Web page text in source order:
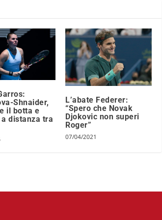
Shnaider,
il botta e
distanza tra
L’abate Federer:
“Spero che Novak
Djokovic non superi
Roger”
07/04/2021